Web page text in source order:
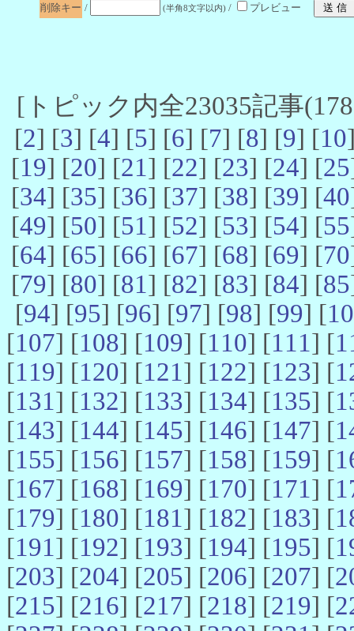
削除キー / (半角8文字以内) / プレビュー
[トピック内全23035記事
[2] [3] [4] [5] [6] [7] [8] [9] [10
[19] [20] [21] [22] [23] [24] [25
[34] [35] [36] [37] [38] [39] [40
[49] [50] [51] [52] [53] [54] [55
[64] [65] [66] [67] [68] [69] [70
[79] [80] [81] [82] [83] [84] [85
[94] [95] [96] [97] [98] [99] [
[107] [108] [109] [110] [111] [
[119] [120] [121] [122] [123] [
[131] [132] [133] [134] [135] [
[143] [144] [145] [146] [147] [
[155] [156] [157] [158] [159] [
[167] [168] [169] [170] [171] [
[179] [180] [181] [182] [183] [
[191] [192] [193] [194] [195] [
[203] [204] [205] [206] [207] [
[215] [216] [217] [218] [219] [